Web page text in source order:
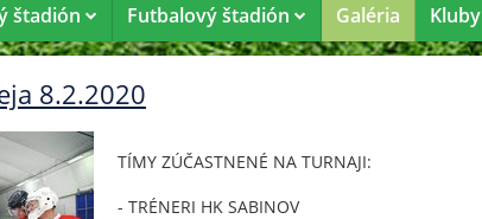
štadión Futbalový štadión Galéria Kluby
8.2.2020
TÍMY ZÚČASTNENÉ NA TURNAJI:
- TRÉNERI HK SABINOV